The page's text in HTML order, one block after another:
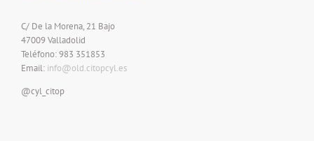
C/ De la Morena, 21 Bajo
47009 Valladolid
Teléfono: 983 351853
Email: info@old.citopcyl.es
@cyl_citop